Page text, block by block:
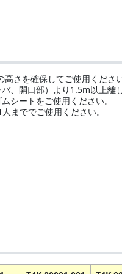
さを確保してご使用くださ
、開口部）より1.5m以上離
シートをご使用ください。
まででご使用ください。